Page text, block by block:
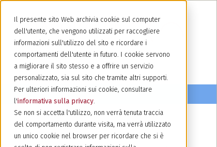
Il presente sito Web archivia cookie sul computer
dell'utente, che vengono utilizzati per raccogliere
informazioni sull'utilizzo del sito e ricordare i
comportamenti dell'utente in futuro. I cookie servono
a migliorare il sito stesso e a offrire un servizio
personalizzato, sia sul sito che tramite altri supporti.
Per ulteriori informazioni sui cookie, consultare
l'informativa sulla privacy.
Se non si accetta l'utilizzo, non verrà tenuta traccia
del comportamento durante visita, ma verrà utilizzato
un unico cookie nel browser per ricordare che si è
29 aprile 2025